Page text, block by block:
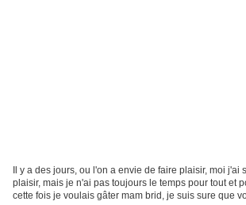
Il y a des jours, ou l'on a envie de faire plaisir, moi j'ai
plaisir, mais je n'ai pas toujours le temps pour tout et
cette fois je voulais gâter mam brid, je suis sure que